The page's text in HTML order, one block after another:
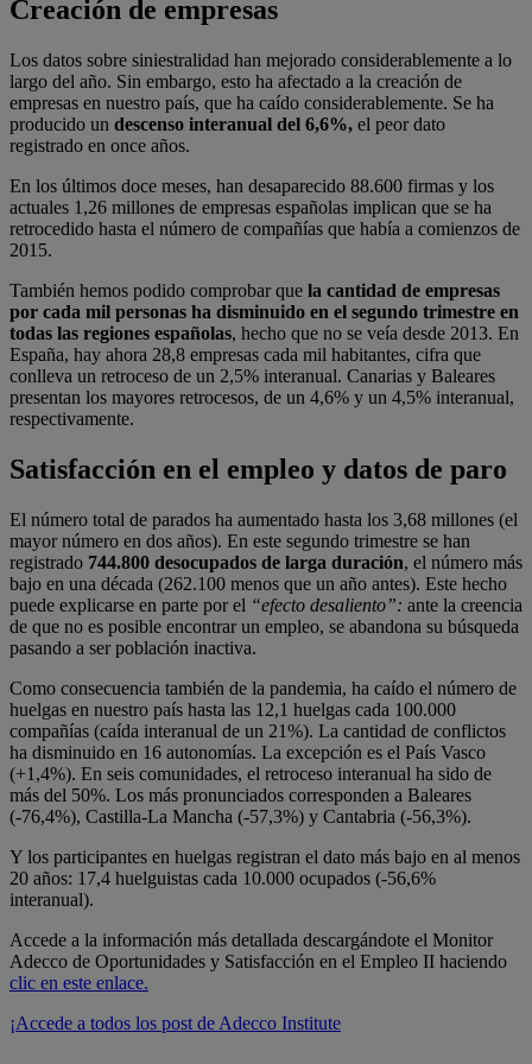
Creación de empresas
Los datos sobre siniestralidad han mejorado considerablemente a lo
largo del año. Sin embargo, esto ha afectado a la creación de
empresas en nuestro país, que ha caído considerablemente. Se ha
producido un descenso interanual del 6,6%, el peor dato
registrado en once años.
En los últimos doce meses, han desaparecido 88.600 firmas y los
actuales 1,26 millones de empresas españolas implican que se ha
retrocedido hasta el número de compañías que había a comienzos de
2015.
También hemos podido comprobar que la cantidad de empresas
por cada mil personas ha disminuido en el segundo trimestre en
todas las regiones españolas, hecho que no se veía desde 2013. En
España, hay ahora 28,8 empresas cada mil habitantes, cifra que
conlleva un retroceso de un 2,5% interanual. Canarias y Baleares
presentan los mayores retrocesos, de un 4,6% y un 4,5% interanual,
respectivamente.
Satisfacción en el empleo y datos de paro
El número total de parados ha aumentado hasta los 3,68 millones (el
mayor número en dos años). En este segundo trimestre se han
registrado 744.800 desocupados de larga duración, el número más
bajo en una década (262.100 menos que un año antes). Este hecho
puede explicarse en parte por el “efecto desaliento”: ante la creencia
de que no es posible encontrar un empleo, se abandona su búsqueda
pasando a ser población inactiva.
Como consecuencia también de la pandemia, ha caído el número de
huelgas en nuestro país hasta las 12,1 huelgas cada 100.000
compañías (caída interanual de un 21%). La cantidad de conflictos
ha disminuido en 16 autonomías. La excepción es el País Vasco
(+1,4%). En seis comunidades, el retroceso interanual ha sido de
más del 50%. Los más pronunciados corresponden a Baleares
(-76,4%), Castilla-La Mancha (-57,3%) y Cantabria (-56,3%).
Y los participantes en huelgas registran el dato más bajo en al menos
20 años: 17,4 huelguistas cada 10.000 ocupados (-56,6%
interanual).
Accede a la información más detallada descargándote el Monitor
Adecco de Oportunidades y Satisfacción en el Empleo II haciendo
clic en este enlace.
¡Accede a todos los post de Adecco Institute